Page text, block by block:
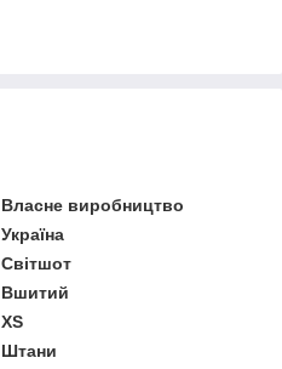
Власне виробництво
Україна
Світшот
Вшитий
XS
Штани